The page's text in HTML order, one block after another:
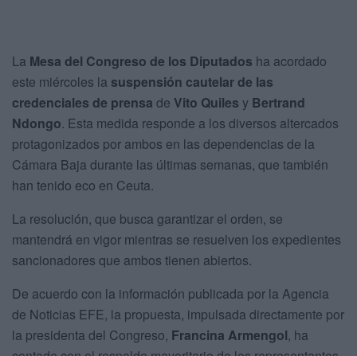
La Mesa del Congreso de los Diputados ha acordado
este miércoles la suspensión cautelar de las
credenciales de prensa de Vito Quiles y Bertrand
Ndongo. Esta medida responde a los diversos altercados
protagonizados por ambos en las dependencias de la
Cámara Baja durante las últimas semanas, que también
han tenido eco en Ceuta.
La resolución, que busca garantizar el orden, se
mantendrá en vigor mientras se resuelven los expedientes
sancionadores que ambos tienen abiertos.
De acuerdo con la información publicada por la Agencia
de Noticias EFE, la propuesta, impulsada directamente por
la presidenta del Congreso, Francina Armengol, ha